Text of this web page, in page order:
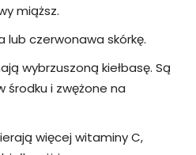
miąższ.
lub czerwonawa skórkę.
wybrzuszoną kiełbasę. Są
środku i zwężone na
więcej witaminy C,